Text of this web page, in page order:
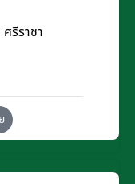
รีราชา